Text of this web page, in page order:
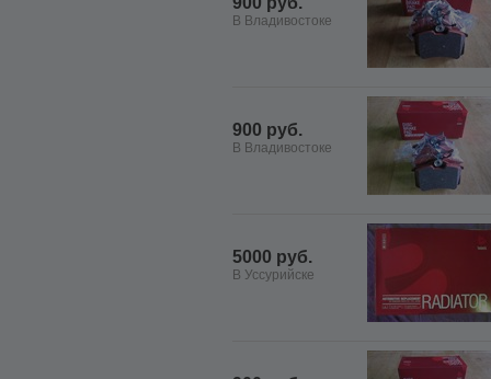
В Владивостоке
900 руб.
В Владивостоке
5000 руб.
В Уссурийске